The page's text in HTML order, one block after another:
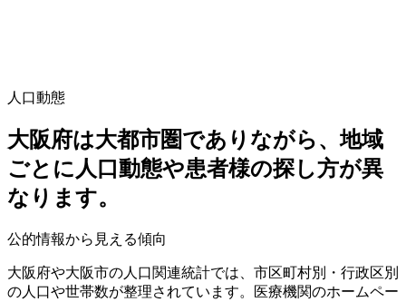
人口動態
大阪府は大都市圏でありながら、地域
ごとに人口動態や患者様の探し方が異
なります。
公的情報から見える傾向
大阪府や大阪市の人口関連統計では、市区町村別・行政区別
の人口や世帯数が整理されています。医療機関のホームペー